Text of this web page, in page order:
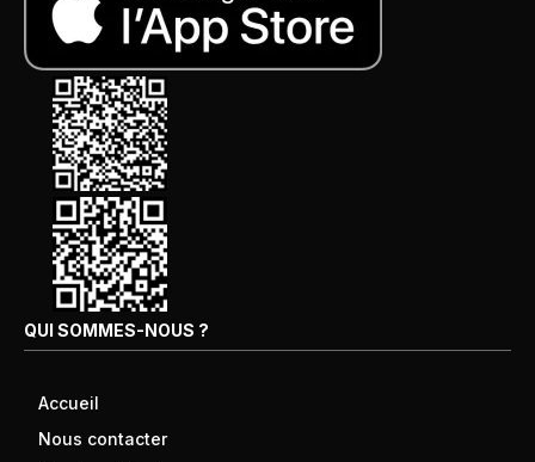
QUI SOMMES-NOUS ?
Accueil
Nous contacter